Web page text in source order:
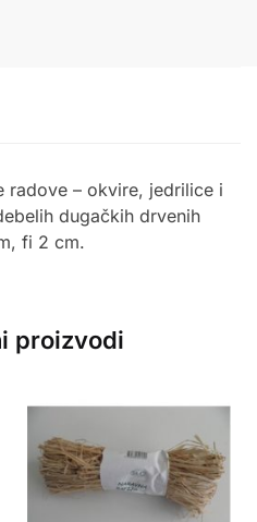
radove – okvire, jedrilice i
dugačkih drvenih
fi 2 cm.
proizvodi